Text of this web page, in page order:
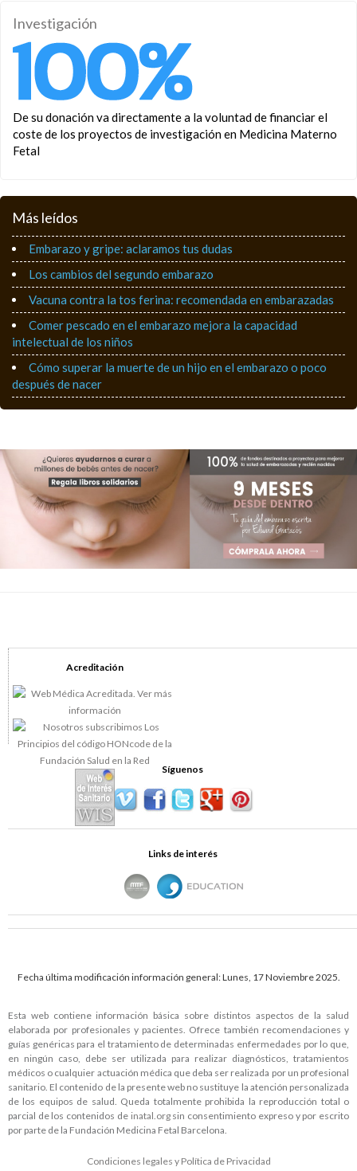
Investigación
De su donación va directamente a la voluntad de financiar el
coste de los proyectos de investigación en Medicina Materno
Fetal
Más leídos
Embarazo y gripe: aclaramos tus dudas
Los cambios del segundo embarazo
Vacuna contra la tos ferina: recomendada en embarazadas
Comer pescado en el embarazo mejora la capacidad
intelectual de los niños
Cómo superar la muerte de un hijo en el embarazo o poco
después de nacer
Acreditación
Síguenos
Links de interés
Fecha última modificación información general: Lunes, 17 Noviembre 2025.
Esta web contiene información básica sobre distintos aspectos de la salud
elaborada por profesionales y pacientes. Ofrece también recomendaciones y
guías genéricas para el tratamiento de determinadas enfermedades por lo que,
en ningún caso, debe ser utilizada para realizar diagnósticos, tratamientos
médicos o cualquier actuación médica que deba ser realizada por un profesional
sanitario. El contenido de la presente web no sustituye la atención personalizada
de los equipos de salud. Queda totalmente prohibida la reproducción total o
parcial de los contenidos de inatal.orgsin consentimiento expreso y por escrito
por parte de la Fundación Medicina Fetal Barcelona.
Condiciones legales y Política de Privacidad